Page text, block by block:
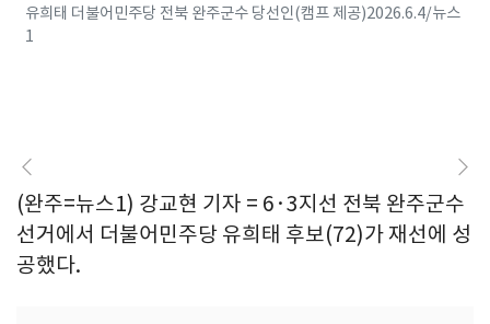
유희태 더불어민주당 전북 완주군수 당선인(캠프 제공)2026.6.4/뉴스
1
(완주=뉴스1) 강교현 기자 = 6·3지선 전북 완주군수
선거에서 더불어민주당 유희태 후보(72)가 재선에 성
공했다.